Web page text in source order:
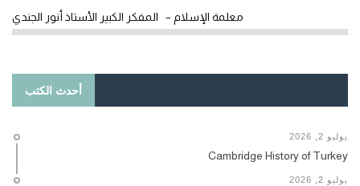
معلمة الإسلام – المفكر الكبير الأستاذ أنور الجندي
أحدث الكتب
يوليو 2, 2026
Cambridge History of Turkey
يوليو 2, 2026